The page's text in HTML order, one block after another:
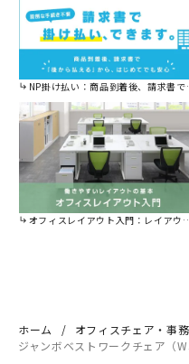
NP掛け払い：商品到着後、請求書で後から払えます。
オフィスレイアウト入門：レイアウトの基本をご紹介。
ホーム オフィスチェア・事
ジャンボベストワークチェア（